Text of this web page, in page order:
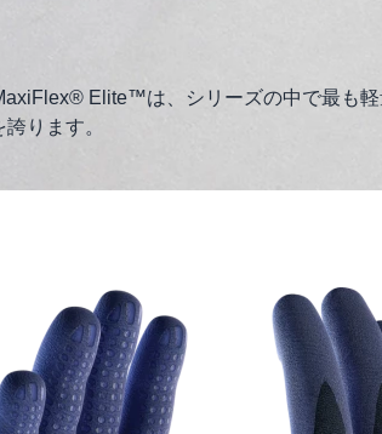
Elite™は、シリーズの中で最も
ります。